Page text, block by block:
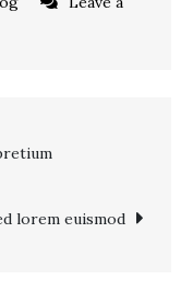
lorem euismod